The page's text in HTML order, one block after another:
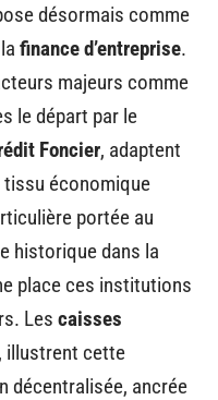
désormais comme
finance d’entreprise.
majeurs comme
le départ par le
Foncier, adaptent
économique
portée au
historique dans la
place ces institutions
Les caisses
illustrent cette
décentralisée, ancrée